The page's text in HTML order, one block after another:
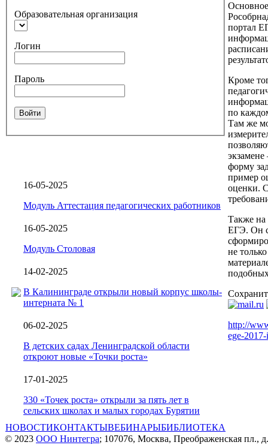
Образовательная организация
Логин
Пароль
Войти
16-05-2025
Модуль Аттестация педагогических работников
16-05-2025
Модуль Столовая
14-02-2025
В Калининграде открыли новый корпус школы-
интерната № 1
06-02-2025
В детских садах Ленинградской области
откроют новые «Точки роста»
17-01-2025
330 «Точек роста» открыли за пять лет в
сельских школах и малых городах Бурятии
портал
Кроме
по
Там же
форму
пример
оценки.
Также
ЕГЭ. Он
не
http://
ege-
НОВОСТИКОНТАКТЫВЕБИНАРЫБИБЛИОТЕКА
© 2023 ООО Нинтегра; 107076, Москва, Преображенская пл.,